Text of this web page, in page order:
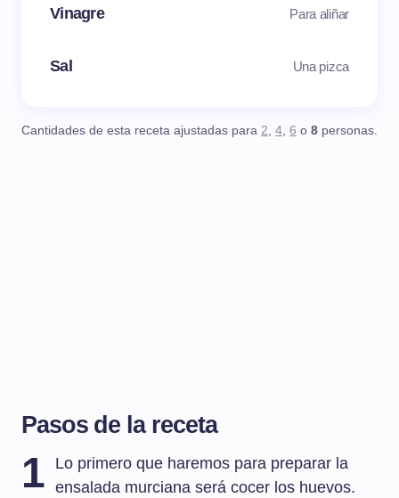
Vinagre Para aliñar
Sal Una pizca
Cantidades de esta receta ajustadas para 2, 4, 6 o 8 personas.
Pasos de la receta
1
Lo primero que haremos para preparar la
ensalada murciana será cocer los huevos.